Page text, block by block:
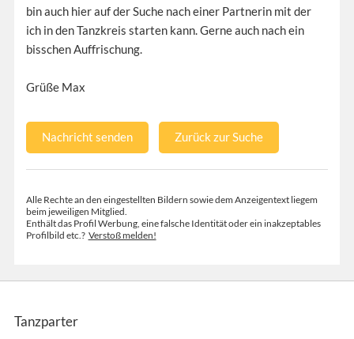
bin auch hier auf der Suche nach einer Partnerin mit der
ich in den Tanzkreis starten kann. Gerne auch nach ein
bisschen Auffrischung.
Grüße Max
Nachricht senden Zurück zur Suche
Alle Rechte an den eingestellten Bildern sowie dem Anzeigentext liegem
beim jeweiligen Mitglied.
Enthält das Profil Werbung, eine falsche Identität oder ein inakzeptables
Profilbild etc.? Verstoß melden!
Tanzparter